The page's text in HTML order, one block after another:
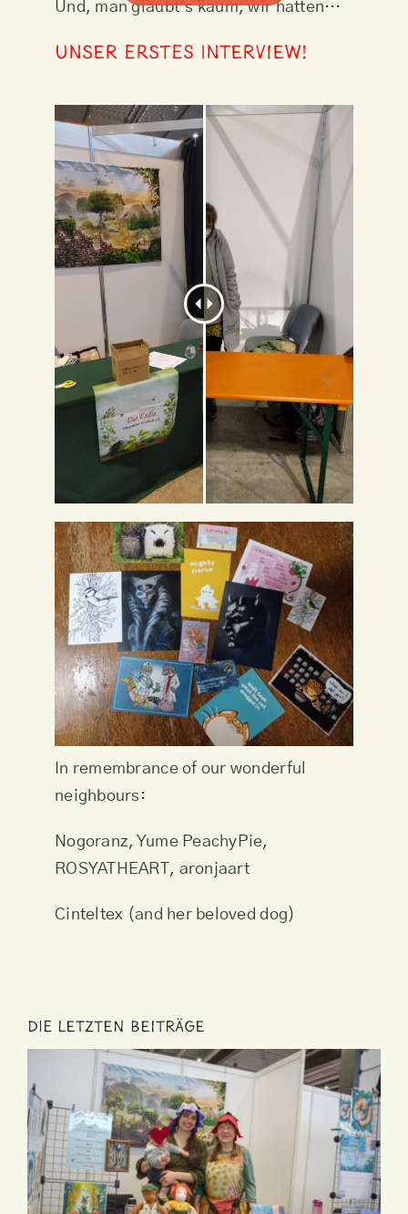
Und, man glaubt’s kaum, wir hatten…
Unser erstes Interview!
In remembrance of our wonderful
neighbours:
Nogoranz, Yume PeachyPie,
ROSYATHEART, aronjaart
Cinteltex (and her beloved dog)
Die letzten Beiträge